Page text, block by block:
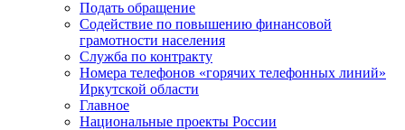
Подать обращение
Содействие по повышению финансовой
грамотности населения
Служба по контракту
Номера телефонов «горячих телефонных линий»
Иркутской области
Главное
Национальные проекты России